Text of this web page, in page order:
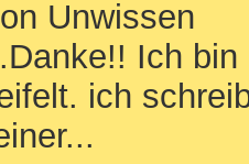
Unwissen
Ich bin
ich